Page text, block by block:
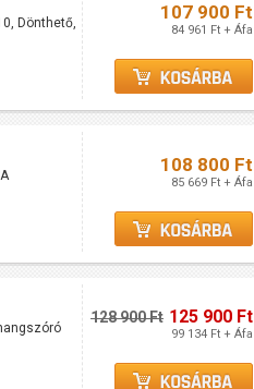
Dönthető,
107 900 Ft
84 961 Ft + Áfa
108 800 Ft
85 669 Ft + Áfa
128 900 Ft 125 900 Ft
99 134 Ft + Áfa